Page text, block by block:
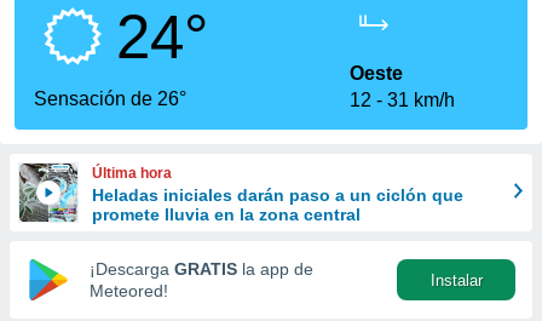
que se
calidad.
a este
las
y
forma
digital
basada
24°
Sensación de 26°
Oeste
12
31 km/h
Última hora
Heladas iniciales darán paso a un ciclón que
promete lluvia en la zona central
¡Descarga GRATIS la app de
Meteored!
Instalar